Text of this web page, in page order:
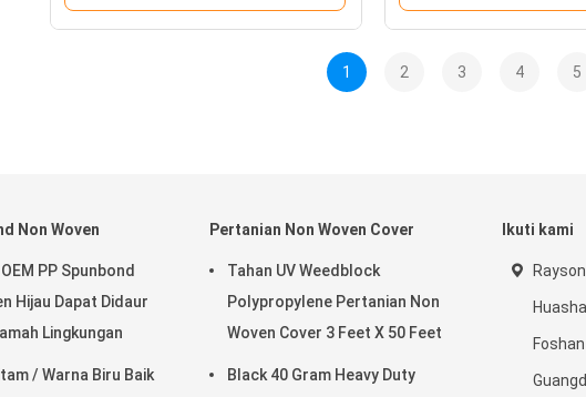
1 2 3 4 5
Non Woven
PP Spunbond
Hijau Dapat Didaur
Lingkungan
/ Warna Biru Baik
Pertanian Non Woven Cover
Tahan UV Weedblock
Polypropylene Pertanian Non
Woven Cover 3 Feet X 50 Feet
Black 40 Gram Heavy Duty
Ikuti kami